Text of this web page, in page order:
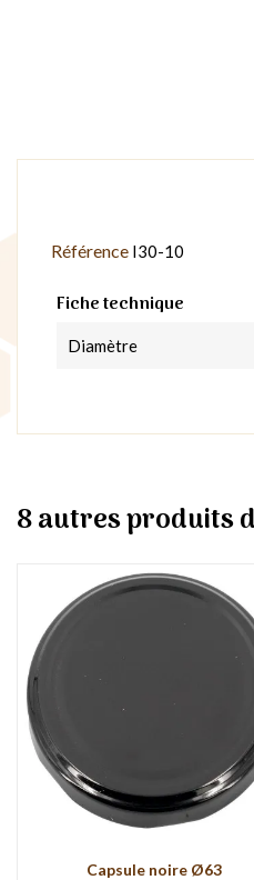
Référence I30-10
Fiche technique
Diamètre
8 autres produits
Capsule noire Ø63